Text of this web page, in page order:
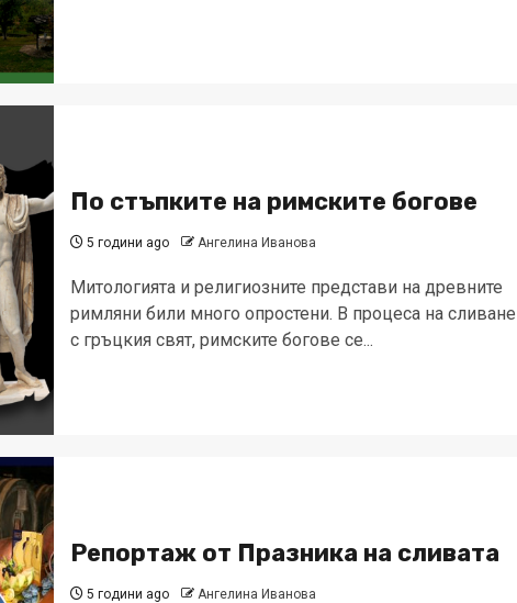
По стъпките на римските богове
5 години ago Ангелина Иванова
Митологията и религиозните представи на древните
римляни били много опростени. В процеса на сливане
с гръцкия свят, римските богове се...
Репортаж от Празника на сливата
5 години ago Ангелина Иванова